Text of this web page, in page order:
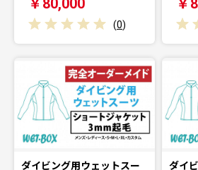
￥80,000
(0)
￥
ダイビング用ウェットスー
ダイ